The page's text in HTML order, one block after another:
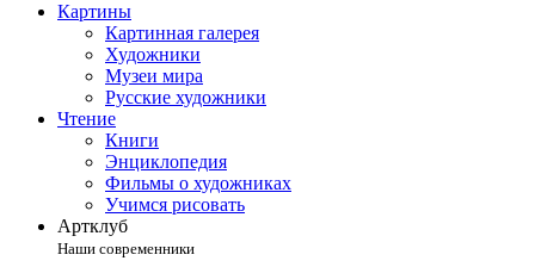
Картины
Картинная галерея
Художники
Музеи мира
Русские художники
Чтение
Книги
Энциклопедия
Фильмы о художниках
Учимся рисовать
Артклуб
Наши современники